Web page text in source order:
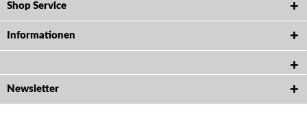
Shop Service
Informationen
Newsletter